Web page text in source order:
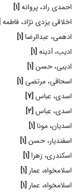
احمدی راد، پروانه [1]
اخلاقی یزدی نژاد، فاطمه
ادهمی، عبدالرضا [1]
ادیب، آدینه [1]
ادیبی، حسن [1]
اسحاقی، مرتضی [1]
اسدی، عباس [7]
اسدی، عباس [2]
اسدیان، مونا [1]
اسفندیار، حسن [1]
اسکندری، زهرا [1]
اسلامخواه، عمار [1]
اسلامخواه، عمار [1]